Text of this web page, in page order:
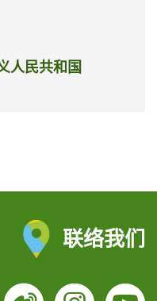
人民共和国
联络我们